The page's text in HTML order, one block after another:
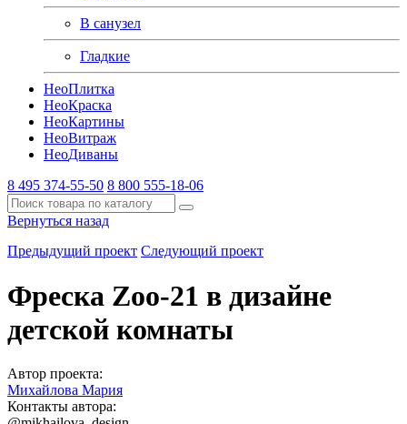
В санузел
Гладкие
НеоПлитка
НеоКраска
НеоКартины
НеоВитраж
НеоДиваны
8 495 374-55-50 8 800 555-18-06
Вернуться назад
Предыдущий проект Следующий проект
Фреска Zoo-21 в дизайне
детской комнаты
Автор проекта:
Михайлова Мария
Контакты автора: